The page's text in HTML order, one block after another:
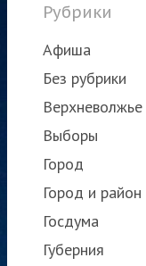
Рубрики
Афиша
Без рубрики
Верхневолжье
Выборы
Город
Город и район
Госдума
Губерния